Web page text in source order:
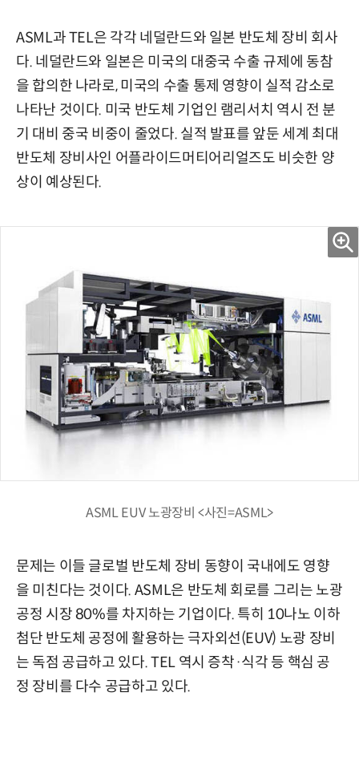
ASML과 TEL은 각각 네덜란드와 일본 반도체 장비 회사
다. 네덜란드와 일본은 미국의 대중국 수출 규제에 동참
을 합의한 나라로, 미국의 수출 통제 영향이 실적 감소로
나타난 것이다. 미국 반도체 기업인 램리서치 역시 전 분
기 대비 중국 비중이 줄었다. 실적 발표를 앞둔 세계 최대
반도체 장비사인 어플라이드머티어리얼즈도 비슷한 양
상이 예상된다.
ASML EUV 노광장비 <사진=ASML>
문제는 이들 글로벌 반도체 장비 동향이 국내에도 영향
을 미친다는 것이다. ASML은 반도체 회로를 그리는 노광
공정 시장 80%를 차지하는 기업이다. 특히 10나노 이하
첨단 반도체 공정에 활용하는 극자외선(EUV) 노광 장비
는 독점 공급하고 있다. TEL 역시 증착·식각 등 핵심 공
정 장비를 다수 공급하고 있다.